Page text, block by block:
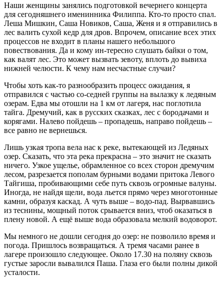
Наши женщины занялись подготовкой вечернего концерта
для сегодняшнего именинника Филиппа. Кто-то просто спал.
Леша Мишкин, Саша Новиков, Саша, Женя и я отправились в
лес валить сухой кедр для дров. Впрочем, описание всех этих
процессов не входит в планы нашего небольшого
повествования. Да и кому ин-тересно слушать байки о том,
как валят лес. Это может вызвать зевоту, вплоть до вывиха
нижней челюсти. К чему нам несчастные случаи?
Чтобы хоть как-то разнообразить процесс ожидания, я
отправился с частью со-седней группы на вылазку к ледяным
озерам. Едва мы отошли на 1 км от лагеря, нас поглотила
тайга. Дремучий, как в русских сказках, лес с бородачами и
корягами. Налево пойдешь – пропадешь, направо пойдешь –
все равно не вернешься.
Лишь узкая тропа вела нас к реке, вытекающей из Ледяных
озер. Сказать, что эта река прекрасна – это значит не сказать
ничего. Узкое ущелье, обрамленное со всех сторон дремучим
лесом, разрезается пополам бурными водами притока Левого
Тайгиша, пробивающими себе путь сквозь огромные валуны.
Иногда, не найдя щели, вода льется прямо через многотонные
камни, образуя каскад. А чуть выше – водо-пад. Вырвавшись
из теснины, мощный поток срывается вниз, чтоб оказаться в
плену новой. А ещё выше вода образовала мелкий водоворот.
Мы немного не дошли сегодня до озер: не позволило время и
погода. Пришлось возвращаться. А тремя часами ранее в
лагере произошло следующее. Около 17.30 на поляну сквозь
густые заросли вывалился Паша. Глаза его были полны дикой
усталости.